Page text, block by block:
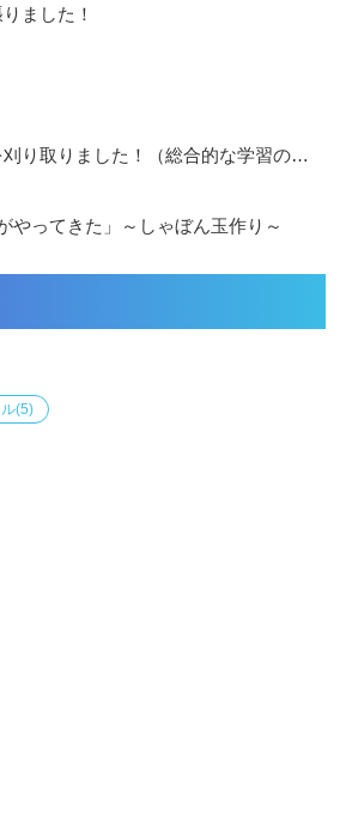
ました！
【３年生】フトイを刈り取りました！（総合的な学習の時間）
やってきた」～しゃぼん玉作り～
(5)